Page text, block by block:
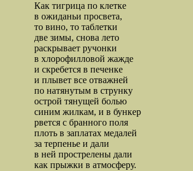
Как тигрица по клетке
в ожиданьи просвета,
то вино, то таблетки
две зимы, снова лето
раскрывает ручонки
в хлорофилловой жажде
и скребется в печенке
и плывет все отважней
по натянутым в струнку
острой тянущей болью
синим жилкам, и в бункер
рвется с бранного поля
плоть в заплатах медалей
за терпенье и дали
в ней прострелены дали
как прыжки в атмосферу.